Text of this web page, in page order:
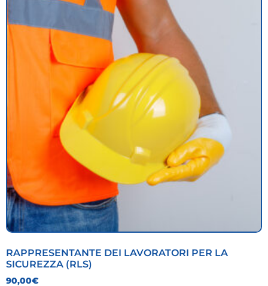
RAPPRESENTANTE DEI LAVORATORI PER LA
SICUREZZA (RLS)
90,00€